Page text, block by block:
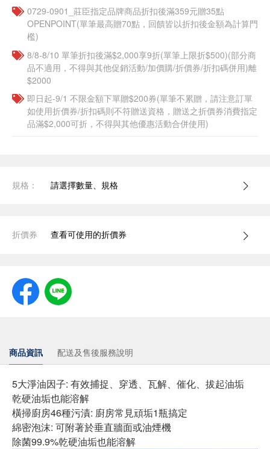
0729-0901_莊臣指定品牌商品折扣後滿359元贈35點
OPENPOINT(單筆最高贈70點，回饋皆以折扣後金額為計算門
檻)
8/8-8/10 單筆折扣後滿$2,000享9折(單筆上限折$500)(部分商
品不適用，不得與其他促銷活動/加價購/折價券/折扣碼併用)離
$2000
即日起-9/1 不限金額下單贈$200券(單筆不累贈，請注意訂單
如使用折價券/折扣碼則不符贈送資格，贈送之折價券消費指定
品滿$2,000可折，不得與其他優惠活動合併使用)
規格： 請選擇數量、規格
折價券 查看可使用的折價券
商品資訊 配送及售後服務說明
5大淨油因子: 有效捕捉、穿透、瓦解、催化、拔起油垢
乾硬油垢也能溶解
橫掃廚房46種污漬: 廚房常見頑垢1瓶搞定
綿密泡沫: 可附著於垂直牆面或油煙機
除菌99.9%乾硬油垢也能溶解